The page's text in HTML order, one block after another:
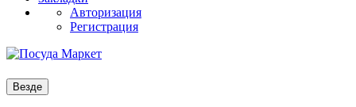
Авторизация
Регистрация
Везде